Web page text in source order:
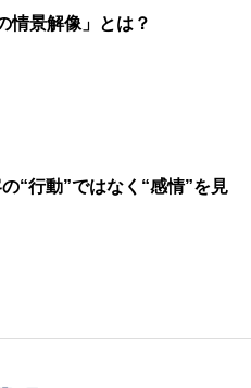
情景解像」とは？
“行動”ではなく“感情”を見